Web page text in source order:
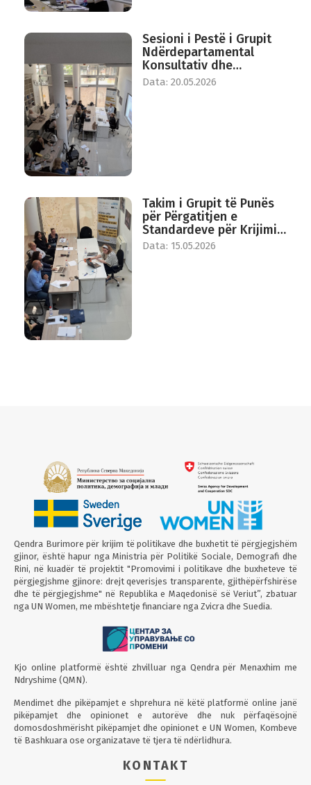
Sesioni i Pestë i Grupit
Ndërdepartamental
Konsultativ dhe
Këshillimor për Mundësi
Data: 20.05.2026
Takim i Grupit të Punës
për Përgatitjen e
Standardeve për Krijimin
e një Qendre për Pritje
Data: 15.05.2026
Qendra Burimore për krijim të politikave dhe buxhetit të përgjegjshëm
gjinor, është hapur nga Ministria për Politikë Sociale, Demografi dhe
Rini, në kuadër të projektit "Promovimi i politikave dhe buxheteve të
përgjegjshme gjinore: drejt qeverisjes transparente, gjithëpërfshirëse
dhe të përgjegjshme" në Republika e Maqedonisë së Veriut”, zbatuar
nga UN Women, me mbështetje financiare nga Zvicra dhe Suedia.
Kjo online platformë është zhvilluar nga Qendra për Menaxhim me
Ndryshime (QMN).
Mendimet dhe pikëpamjet e shprehura në këtë platformë online janë
pikëpamjet dhe opinionet e autorëve dhe nuk përfaqësojnë
domosdoshmërisht pikëpamjet dhe opinionet e UN Women, Kombeve
të Bashkuara ose organizatave të tjera të ndërlidhura.
KONTAKT